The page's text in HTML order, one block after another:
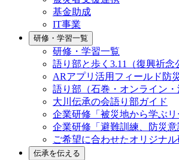
基金助成
IT事業
研修・学習一覧
研修・学習一覧
語り部と歩く3.11（復興祈念
ARアプリ活用フィールド防
語り部（石巻・オンライン・
大川伝承の会語り部ガイド
企業研修「被災地から学ぶリ
企業研修「避難訓練、防災意
ご希望に合わせたオリジナ
伝承を伝える